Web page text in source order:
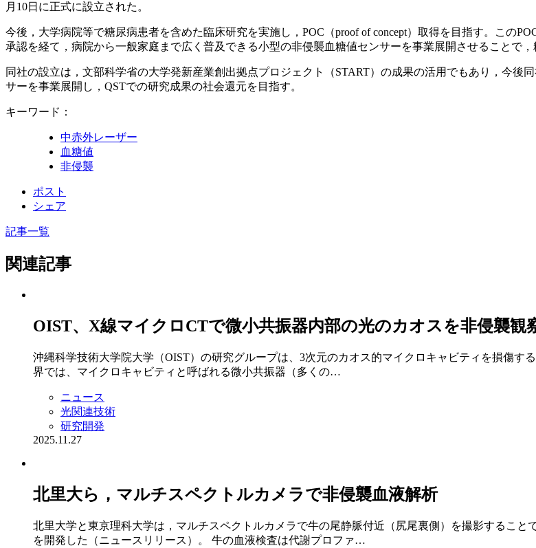
月10日に正式に設立された。
今後，大学病院等で糖尿病患者を含めた臨床研究を実施し，POC（proof of concept）取得を目指す。この
承認を経て，病院から一般家庭まで広く普及できる小型の非侵襲血糖値センサーを事業展開させることで
同社の設立は，文部科学省の大学発新産業創出拠点プロジェクト（START）の成果の活用でもあり，今後
サーを事業展開し，QSTでの研究成果の社会還元を目指す。
キーワード：
中赤外レーザー
血糖値
非侵襲
ポスト
シェア
記事一覧
関連記事
OIST、X線マイクロCTで微小共振器内部の光のカオスを非侵襲観
沖縄科学技術大学院大学（OIST）の研究グループは、3次元のカオス的マイクロキャビティを損傷
界では、マイクロキャビティと呼ばれる微小共振器（多くの…
ニュース
光関連技術
研究開発
2025.11.27
北里大ら，マルチスペクトルカメラで非侵襲血液解析
北里大学と東京理科大学は，マルチスペクトルカメラで牛の尾静脈付近（尻尾裏側）を撮影するこ
を開発した（ニュースリリース）。 牛の血液検査は代謝プロファ…